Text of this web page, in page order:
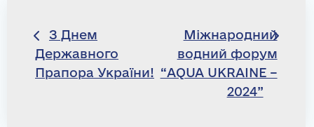
Навігація
записів
З Днем
Державного
Прапора України!
Міжнародний
водний форум
“AQUA UKRAINE –
2024”